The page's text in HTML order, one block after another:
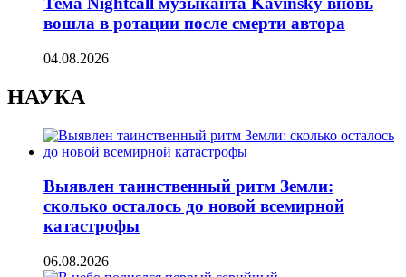
вошла в ротации после смерти автора
04.08.2026
НАУКА
Выявлен таинственный ритм Земли:
сколько осталось до новой всемирной
катастрофы
06.08.2026